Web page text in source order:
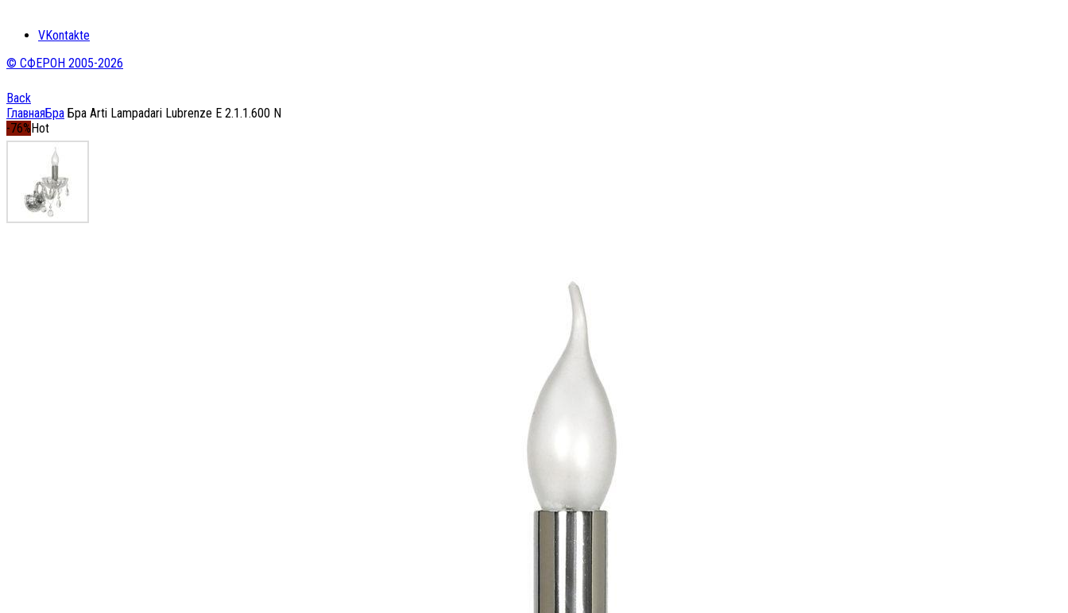
VKontakte
© СФЕРОН 2005-2026
Back
ГлавнаяБра Бра Arti Lampadari Lubrenze E 2.1.1.600 N
-76% Hot